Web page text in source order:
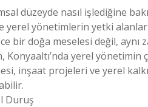
düzeyde nasıl işlediğine
yerel yönetimlerin yetki
bir doğa meselesi değil,
Konyaaltı’nda yerel
inşaat projeleri ve yerel
Duruş